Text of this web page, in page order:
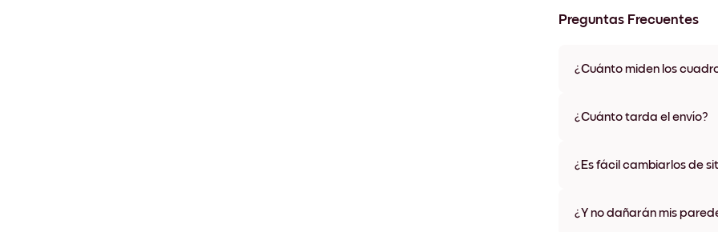
Preguntas Frecuentes
¿Cuánto miden los
materiales y colores de
¿Cuánto tarda el envío?
algunos países. Te
¿Es fácil cambiarlos de
¿Y no dañarán mis